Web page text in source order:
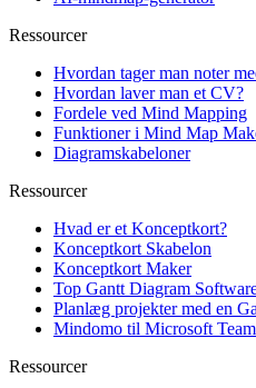
Ressourcer
Hvordan tager man noter
Hvordan laver man et CV?
Fordele ved Mind Mapping
Funktioner i Mind Map
Diagramskabeloner
Ressourcer
Hvad er et Konceptkort?
Konceptkort Skabelon
Konceptkort Maker
Top Gantt Diagram
Planlæg projekter med en
Mindomo til Microsoft
Ressourcer